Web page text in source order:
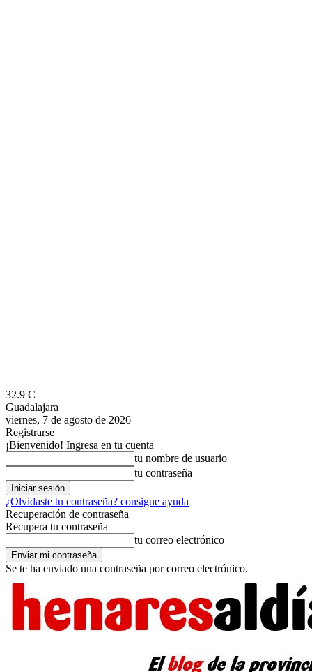
32.9 C
Guadalajara
viernes, 7 de agosto de 2026
Registrarse
¡Bienvenido! Ingresa en tu cuenta
tu nombre de usuario
tu contraseña
¿Olvidaste tu contraseña? consigue ayuda
Recuperación de contraseña
Recupera tu contraseña
tu correo electrónico
Se te ha enviado una contraseña por correo electrónico.